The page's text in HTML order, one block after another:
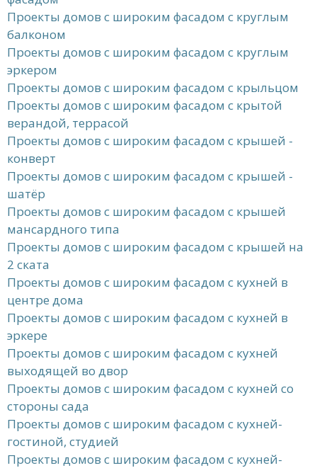
Проекты домов с широким фасадом с круглым
балконом
Проекты домов с широким фасадом с круглым
эркером
Проекты домов с широким фасадом с крыльцом
Проекты домов с широким фасадом с крытой
верандой, террасой
Проекты домов с широким фасадом с крышей -
конверт
Проекты домов с широким фасадом с крышей -
шатёр
Проекты домов с широким фасадом с крышей
мансардного типа
Проекты домов с широким фасадом с крышей на
2 ската
Проекты домов с широким фасадом с кухней в
центре дома
Проекты домов с широким фасадом с кухней в
эркере
Проекты домов с широким фасадом с кухней
выходящей во двор
Проекты домов с широким фасадом с кухней со
стороны сада
Проекты домов с широким фасадом с кухней-
гостиной, студией
Проекты домов с широким фасадом с кухней-